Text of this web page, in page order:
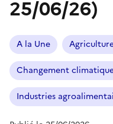
25/06/26)
A la Une
Changement
Industries